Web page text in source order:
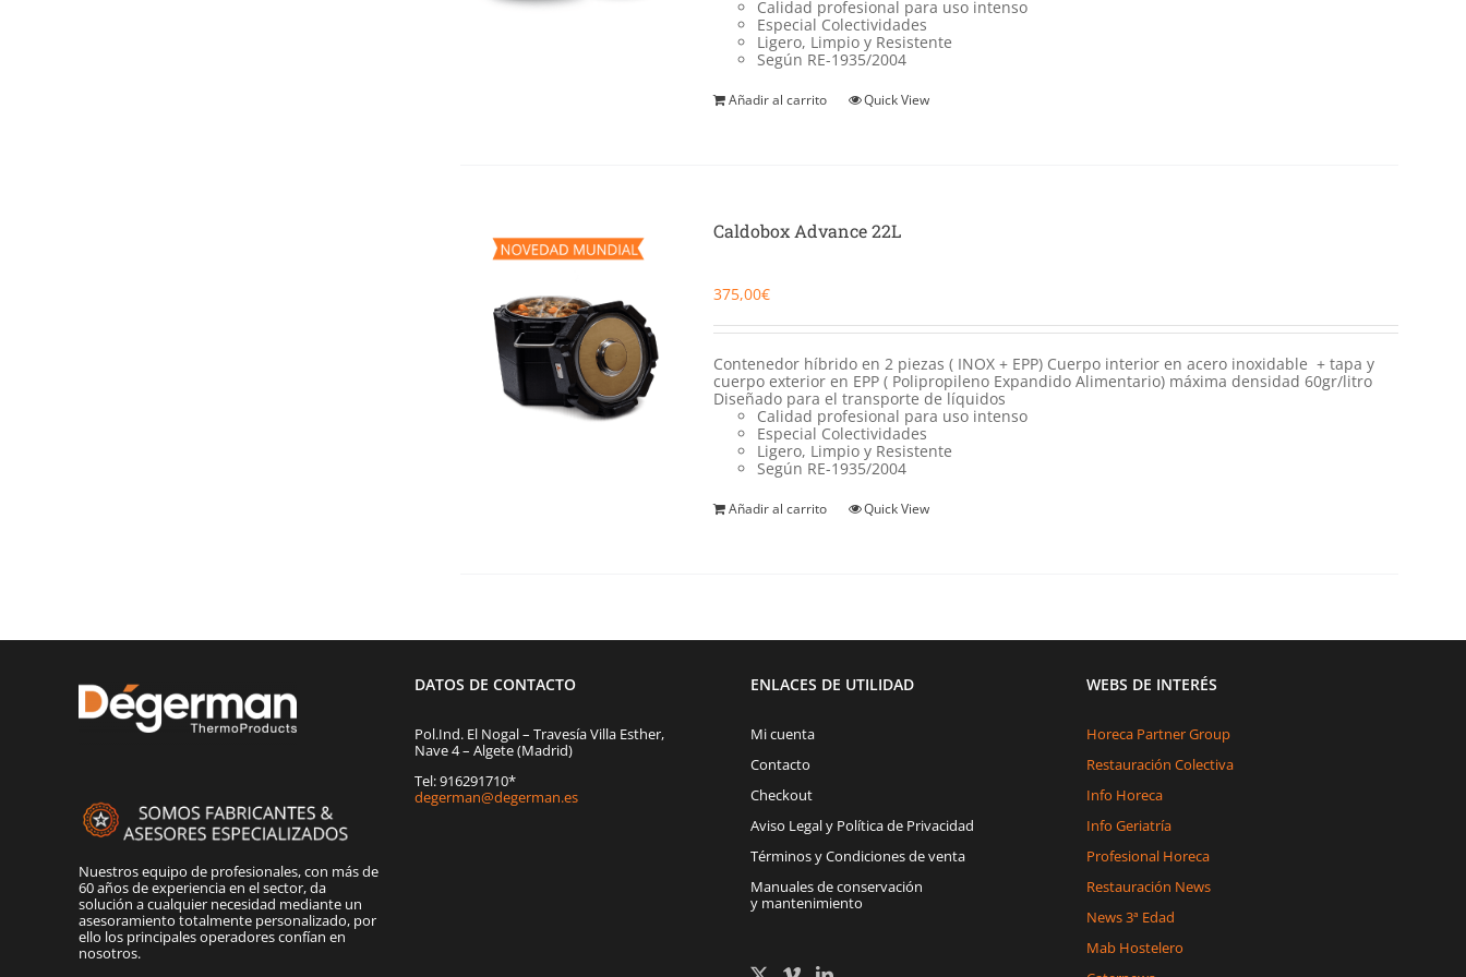
Calidad profesional para uso intenso
Especial Colectividades
Ligero, Limpio y Resistente
Según RE-1935/2004
Añadir al carrito Quick View
Caldobox Advance 22L
375,00€
Contenedor híbrido en 2 piezas ( INOX + EPP) Cuerpo interior en acero inoxidable + tapa y
cuerpo exterior en EPP ( Polipropileno Expandido Alimentario) máxima densidad 60gr/litro
Diseñado para el transporte de líquidos
Calidad profesional para uso intenso
Especial Colectividades
Ligero, Limpio y Resistente
Según RE-1935/2004
Añadir al carrito Quick View
Nuestros equipo de profesionales, con más de
60 años de experiencia en el sector, da
solución a cualquier necesidad mediante un
asesoramiento totalmente personalizado, por
ello los principales operadores confían en
nosotros.
DATOS DE CONTACTO
Pol.Ind. El Nogal – Travesía Villa Esther,
Nave 4 – Algete (Madrid)
Tel: 916291710*
degerman@degerman.es
ENLACES DE UTILIDAD
Mi cuenta
Contacto
Checkout
Aviso Legal y Política de Privacidad
Términos y Condiciones de venta
Manuales de conservación
y mantenimiento
WEBS DE INTERÉS
Horeca Partner Group
Restauración Colectiva
Info Horeca
Info Geriatría
Profesional Horeca
Restauración News
News 3ª Edad
Mab Hostelero